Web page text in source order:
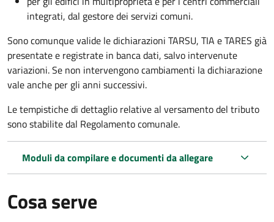
integrati, dal gestore dei servizi comuni.
Sono comunque valide le dichiarazioni TARSU, TIA e TARES già
presentate e registrate in banca dati, salvo intervenute
variazioni. Se non intervengono cambiamenti la dichiarazione
vale anche per gli anni successivi.
Le tempistiche di dettaglio relative al versamento del tributo
sono stabilite dal Regolamento comunale.
Moduli da compilare e documenti da allegare
Cosa serve